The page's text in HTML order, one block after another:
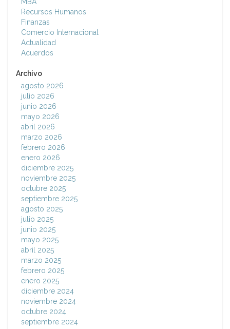
MBA
Recursos Humanos
Finanzas
Comercio Internacional
Actualidad
Acuerdos
Archivo
agosto 2026
julio 2026
junio 2026
mayo 2026
abril 2026
marzo 2026
febrero 2026
enero 2026
diciembre 2025
noviembre 2025
octubre 2025
septiembre 2025
agosto 2025
julio 2025
junio 2025
mayo 2025
abril 2025
marzo 2025
febrero 2025
enero 2025
diciembre 2024
noviembre 2024
octubre 2024
septiembre 2024